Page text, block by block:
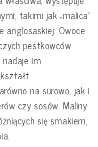
takimi jak „malica”
anglosaskiej. Owoce
pestkowców
im
na surowo, jak i
czy sosów. Maliny
się smakiem,